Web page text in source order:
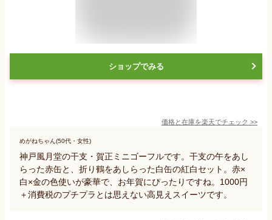
ショップでみる
価格と在庫を楽天でチェック >>
めがねちゃん(50代・女性)
神戸風月堂の干支・賀正ミニゴーフルです。干支の午をあし
らった赤缶と、折り鶴をあしらった白缶の紅白セット。赤×
白×金の色使いが豪華で、お年賀にぴったりですね。1000円
＋消費税のプチプラとは思えない高見えスイーツです。